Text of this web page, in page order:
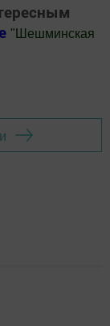
" Шешминская